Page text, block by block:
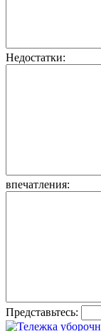
Недостатки:
впечатления:
Представьтесь: